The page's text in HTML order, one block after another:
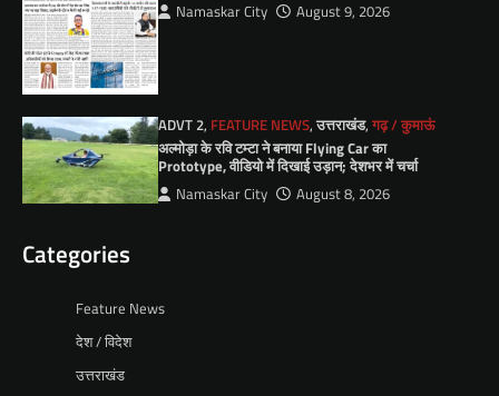
Namaskar City August 9, 2026
ADVT 2, FEATURE NEWS,उत्तराखंड,गढ़ / कुमाऊं
अल्मोड़ा के रवि टम्टा ने बनाया Flying Car का
Prototype, वीडियो में दिखाई उड़ान; देशभर में चर्चा
Namaskar City August 8, 2026
Categories
Feature News
देश / विदेश
उत्तराखंड